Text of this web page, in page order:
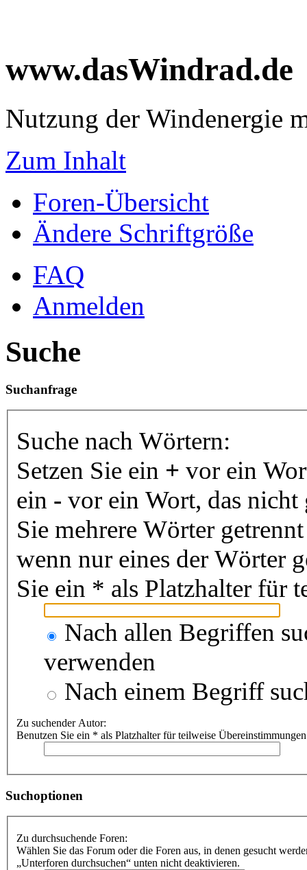
www.dasWindrad.de
Nutzung der Windenergie
Zum Inhalt
Foren-Übersicht
Ändere Schriftgröße
FAQ
Anmelden
Suche
Suchanfrage
Suche nach Wörtern:
Setzen Sie ein + vor ein
ein - vor ein Wort, das nicht
Sie mehrere Wörter
wenn nur eines der Wörter
Sie ein * als Platzhalter für
Nach allen Begriffen
verwenden
Nach einem Begriff
Zu suchender Autor:
Benutzen Sie ein * als Platzhalter für teilweise
Suchoptionen
Zu durchsuchende Foren:
Wählen Sie das Forum oder die Foren aus, in denen gesucht
„Unterforen durchsuchen“ unten nicht deaktivieren.